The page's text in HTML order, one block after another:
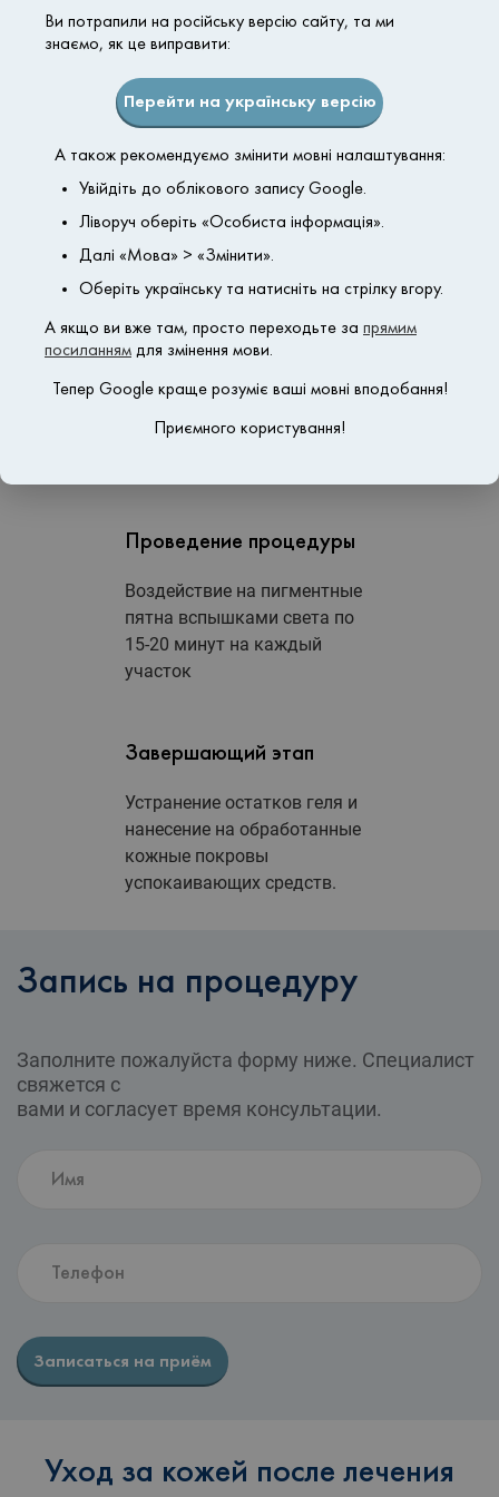
Настройка оборудования
аппарата, введение
необходимых данных для
оптимальной работы лазера
Подготовка клиента
Нанесение контактного геля
на обрабатываемую кожу
специальных защитных
Проведение процедуры
Воздействие на пигментные
пятна вспышками света по
15-20 минут на каждый
участок
Завершающий этап
Устранение остатков геля и
нанесение на обработанные
кожные покровы
успокаивающих средств.
Запись на процедуру
Заполните пожалуйста форму ниже. Специалист
свяжется с
вами и согласует время консультации.
Записаться на приём
Уход за кожей после лечения
Ви потрапили на російську версію сайту, та ми
знаємо, як це виправити:
Перейти на українську версію
А також рекомендуємо змінити мовні налаштування:
Увійдіть до облікового запису Google.
Ліворуч оберіть «Особиста інформація».
Далі «Мова» > «Змінити».
Оберіть українську та натисніть на стрілку вгору.
А якщо ви вже там, просто переходьте за прямим
посиланням для змінення мови.
Тепер Google краще розуміє ваші мовні вподобання!
Приємного користування!